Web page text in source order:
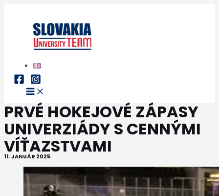
Main
Menu
PRVÉ HOKEJOVÉ ZÁPASY
UNIVERZIÁDY S CENNÝMI
VÍŤAZSTVAMI
11. JANUÁR 2025